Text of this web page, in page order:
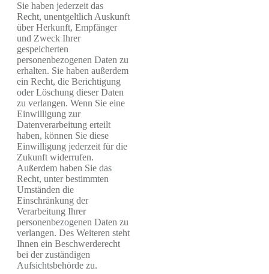
Sie haben jederzeit das
Recht, unentgeltlich Auskunft
über Herkunft, Empfänger
und Zweck Ihrer
gespeicherten
personenbezogenen Daten zu
erhalten. Sie haben außerdem
ein Recht, die Berichtigung
oder Löschung dieser Daten
zu verlangen. Wenn Sie eine
Einwilligung zur
Datenverarbeitung erteilt
haben, können Sie diese
Einwilligung jederzeit für die
Zukunft widerrufen.
Außerdem haben Sie das
Recht, unter bestimmten
Umständen die
Einschränkung der
Verarbeitung Ihrer
personenbezogenen Daten zu
verlangen. Des Weiteren steht
Ihnen ein Beschwerderecht
bei der zuständigen
Aufsichtsbehörde zu.